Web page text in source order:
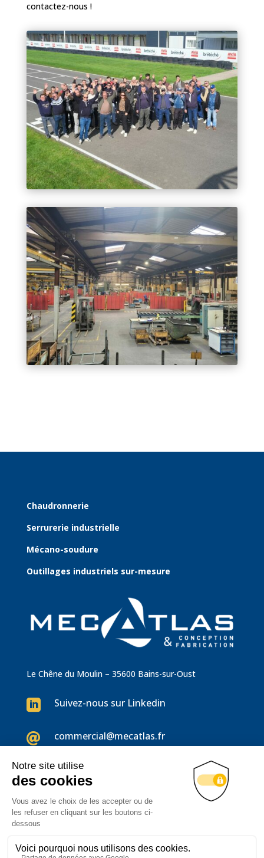
contactez-nous !
Chaudronnerie
Serrurerie industrielle
Mécano-soudure
Outillages industriels sur-mesure
Le Chêne du Moulin – 35600 Bains-sur-Oust
 Suivez-nous sur Linkedin
 commercial@mecatlas.fr
 02 99 91 74 11
CGA Mecatlas –Politique de confidentialité– Création du site :